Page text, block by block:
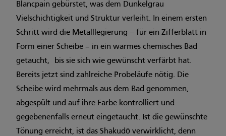
Blancpain gebürstet, was dem Dunkelgrau
Vielschichtigkeit und Struktur verleiht. In einem ersten
Schritt wird die Metalllegierung – für ein Zifferblatt in
Form einer Scheibe – in ein warmes chemisches Bad
getaucht, bis sie sich wie gewünscht verfärbt hat.
Bereits jetzt sind zahlreiche Probeläufe nötig. Die
Scheibe wird mehrmals aus dem Bad genommen,
abgespült und auf ihre Farbe kontrolliert und
gegebenenfalls erneut eingetaucht. Ist die gewünschte
Tönung erreicht, ist das Shakudō verwirklicht, denn